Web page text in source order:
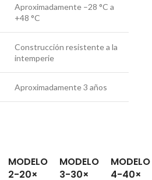
Aproximadamente –28 °C a
+48 °C
Construcción resistente a la
intemperie
Aproximadamente 3 años
MODELO
2-20×
MODELO
3-30×
MODELO
4-40×